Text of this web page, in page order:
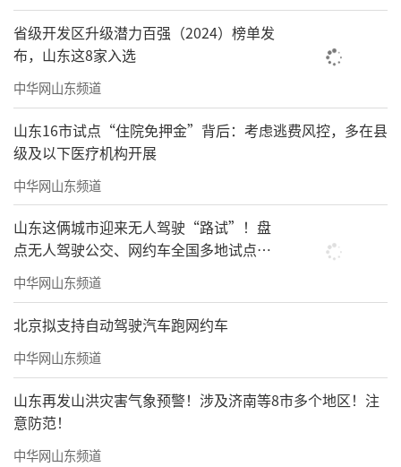
省级开发区升级潜力百强（2024）榜单发
布，山东这8家入选
中华网山东频道
山东16市试点“住院免押金”背后：考虑逃费风控，多在县
级及以下医疗机构开展
中华网山东频道
山东这俩城市迎来无人驾驶“路试”！盘
点无人驾驶公交、网约车全国多地试点之
路
中华网山东频道
北京拟支持自动驾驶汽车跑网约车
中华网山东频道
山东再发山洪灾害气象预警！涉及济南等8市多个地区！注
意防范！
中华网山东频道